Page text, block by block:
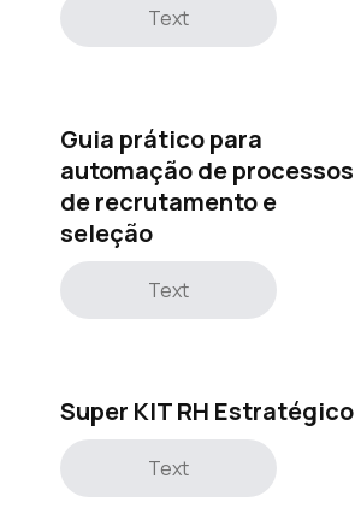
Text
Guia prático para
automação de processos
de recrutamento e
seleção
Text
Super KIT RH Estratégico
Text